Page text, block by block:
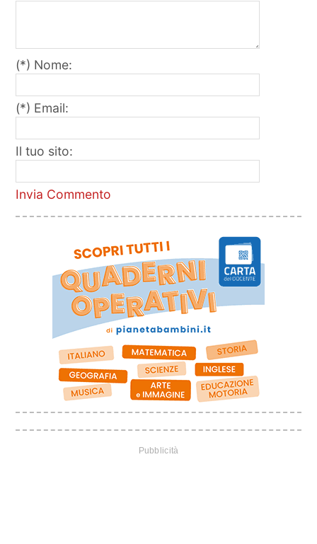
(*) Nome:
(*) Email:
Il tuo sito:
Invia Commento